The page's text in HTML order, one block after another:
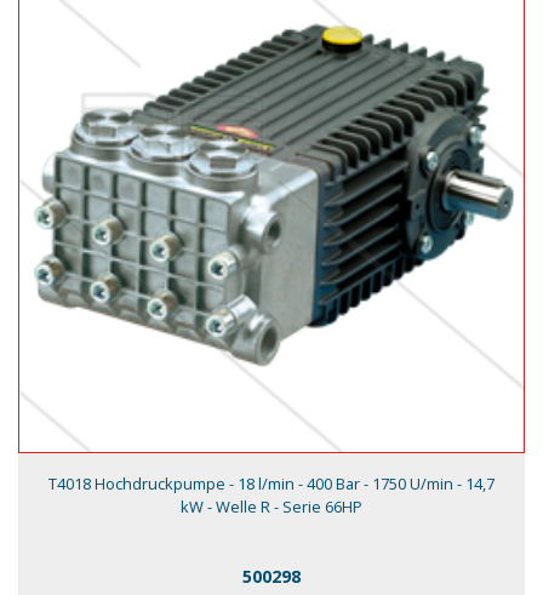
T4018 Hochdruckpumpe - 18 l/min - 400 Bar - 1750 U/min - 14,7
kW - Welle R - Serie 66HP
500298